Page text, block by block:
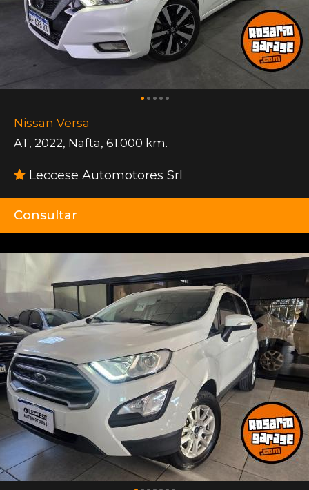
Nissan Versa
AT, 2022, Nafta, 61.000 km.
Leccese Automotores Srl
Consultar